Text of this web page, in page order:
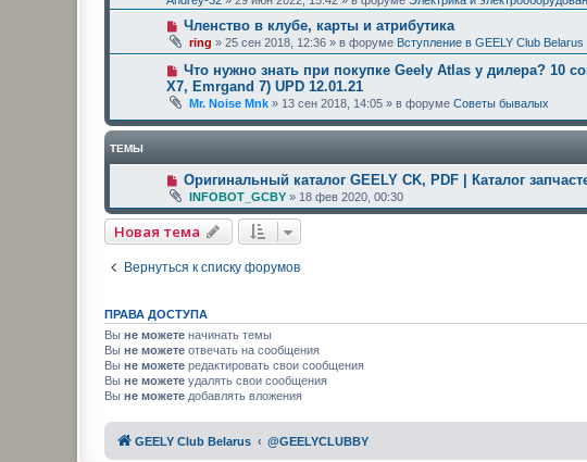
Членство в клубе, карты и атрибутика
ring » 25 сен 2018, 12:36 » в форуме Вступление в GEELY Club Belarus
Что нужно знать при покупке Geely Atlas у дилера? 10
X7, Emrgand 7) UPD 12.01.21
Mr. Noise Mnk » 13 сен 2018, 14:05 » в форуме Советы бывалых
ТЕМЫ
Оригинальный каталог GEELY CK, PDF | Каталог
INFOBOT_GCBY » 18 фев 2020, 00:30
Новая тема
Вернуться к списку форумов
ПРАВА ДОСТУПА
Вы не можете начинать темы
Вы не можете отвечать на сообщения
Вы не можете редактировать свои сообщения
Вы не можете удалять свои сообщения
Вы не можете добавлять вложения
GEELY Club Belarus @GEELYCLUBBY